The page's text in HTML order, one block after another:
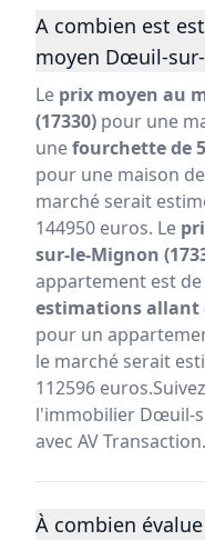
A combien est
moyen Dœuil-
Le prix moyen au
(17330) pour une
unefourchette de
pour une maison
marché serait
144950 euros. Le
sur-le-Mignon
appartement est de
estimations allant
pour un
le marché serait
112596
l'immobilier Dœuil-
avec AV Transaction.
À combien